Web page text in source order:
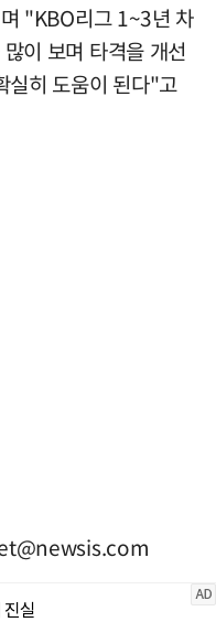
"KBO리그 1~3년 차
이 보며 타격을 개선
실히 도움이 된다"고